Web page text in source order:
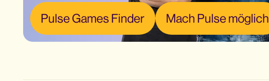
Pulse Games Finder Mach Pulse möglich